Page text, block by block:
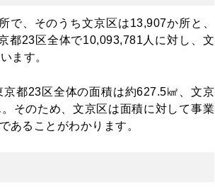
、そのうち文京区は13,907か所と、
都23区全体で10,093,781人に対し、文
ます。
都23区全体の面積は約627.5㎢、文京
そのため、文京区は面積に対して事業
あることがわかります。